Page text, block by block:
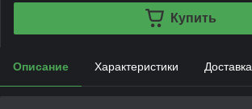
Купить
Описание Характеристики Доставка